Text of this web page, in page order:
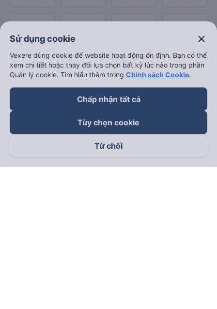
Theo dõi chúng tôi trên
Sử dụng cookie close
Vexere dùng cookie để website hoạt động ổn định. Bạn có thể
xem chi tiết hoặc thay đổi lựa chọn bất kỳ lúc nào trong phần
Quản lý cookie. Tìm hiểu thêm trong Chính sách Cookie.
Chấp nhận tất cả
Tùy chọn cookie
Từ chối